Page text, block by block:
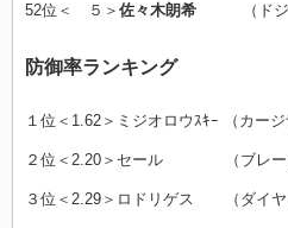
52位＜ ５＞ 佐々木朗希 （ドジャ
防御率ランキング
１位＜1.62＞ミジオロウｽｷｰ （カージ
２位＜2.20＞セール （ブレー
３位＜2.29＞ロドリゲス （ダイヤ